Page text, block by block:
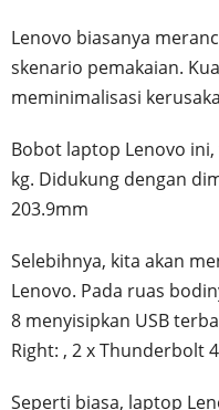
Lenovo biasanya
skenario pemakaian.
meminimalisasi
Bobot laptop Lenovo
kg. Didukung dengan
203.9mm
Selebihnya, kita akan
Lenovo. Pada ruas
8 menyisipkan USB
Right: , 2 x Thunderbolt
Seperti biasa, laptop